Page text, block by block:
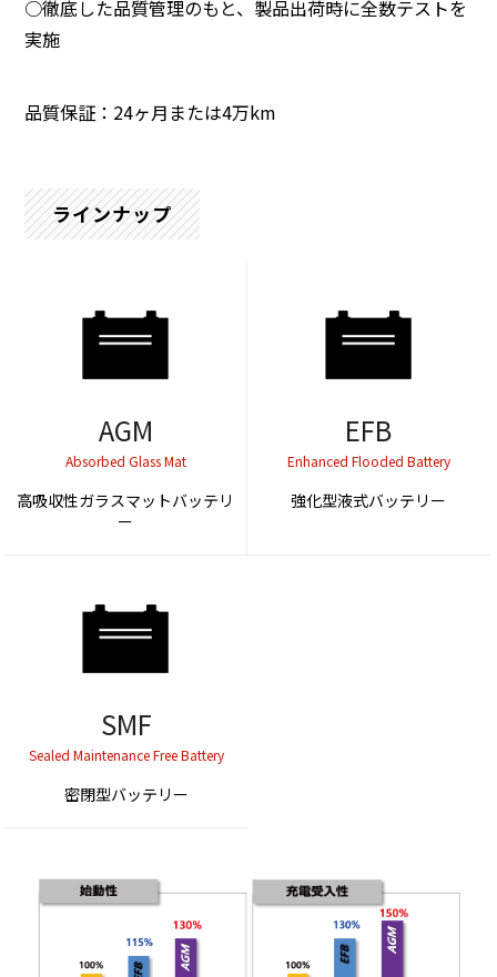
○徹底した品質管理のもと、製品出荷時に全数テストを
実施
品質保証：24ヶ月または4万km
ラインナップ
AGM
Absorbed Glass Mat
高吸収性ガラスマットバッテリ
ー
EFB
Enhanced Flooded Battery
強化型液式バッテリー
SMF
Sealed Maintenance Free Battery
密閉型バッテリー